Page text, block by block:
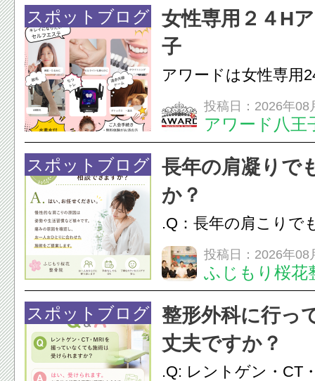
フェイスラインの張
のこわばり・頭痛や
ながることがありま
スポットブログ
女性専用２４H
子
アワードは女性専用
フエステを 思いっ
開催中
投稿日：2026年08
アワード八王
24時間ジム&
脱毛
スポットブログ
長年の肩凝りで
か？
.Q：長年の肩こりで
か？A：はい、お任
性的な肩こりの原因
慣など様々です。痛
し、お一人おひとり
をご提案します。.#
投稿日：2026年08
ふじもり桜花
スポットブログ
整形外科に行っ
丈夫ですか？
.Q: レントゲン・CT